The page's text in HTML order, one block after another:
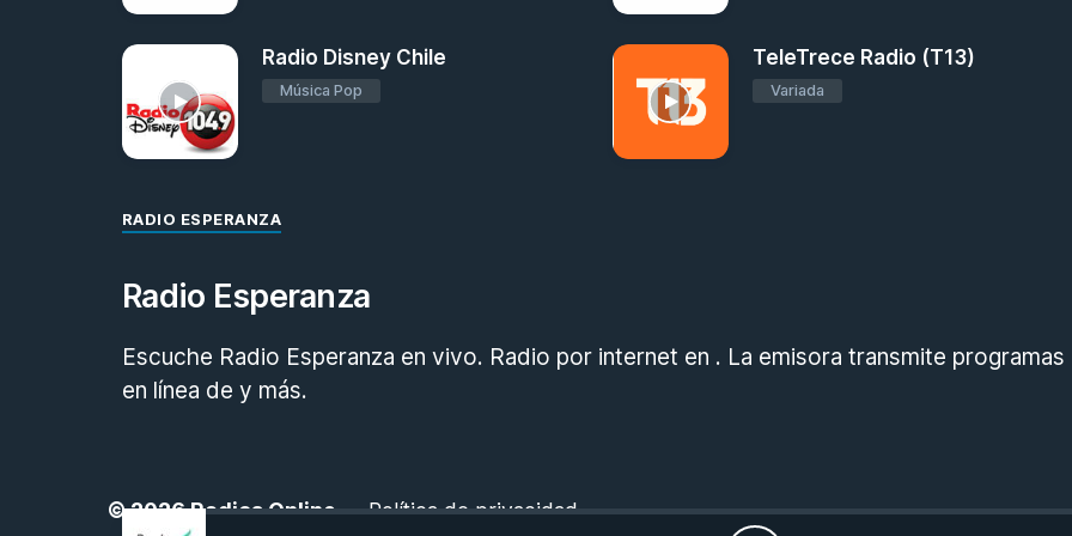
Radio Disney Chile
Música Pop
TeleTrece Radio (T13)
Variada
RADIO ESPERANZA
Radio Esperanza
Escuche Radio Esperanza en vivo. Radio por internet en . La emisora transmite programas
en línea de y más.
© 2026Radios Online -Política de privacidad